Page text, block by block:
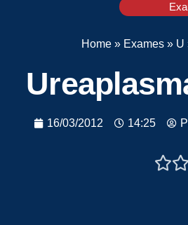
Home » Exames » U
16/03/2012 14:25
